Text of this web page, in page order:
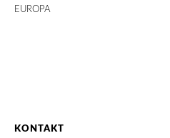
EUROPA
KONTAKT